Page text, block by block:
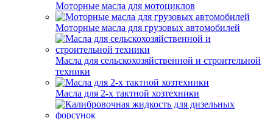
Моторные масла для мотоциклов
Моторные масла для грузовых автомобилей
Масла для сельскохозяйственной и строительной
техники
Масла для 2-х тактной хозтехники